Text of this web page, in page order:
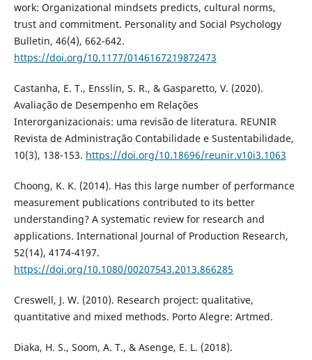
work: Organizational mindsets predicts, cultural norms,
trust and commitment. Personality and Social Psychology
Bulletin, 46(4), 662-642.
https://doi.org/10.1177/0146167219872473
Castanha, E. T., Ensslin, S. R., & Gasparetto, V. (2020).
Avaliação de Desempenho em Relações
Interorganizacionais: uma revisão de literatura. REUNIR
Revista de Administração Contabilidade e Sustentabilidade,
10(3), 138-153. https://doi.org/10.18696/reunir.v10i3.1063
Choong, K. K. (2014). Has this large number of performance
measurement publications contributed to its better
understanding? A systematic review for research and
applications. International Journal of Production Research,
52(14), 4174-4197.
https://doi.org/10.1080/00207543.2013.866285
Creswell, J. W. (2010). Research project: qualitative,
quantitative and mixed methods. Porto Alegre: Artmed.
Diaka, H. S., Soom, A. T., & Asenge, E. L. (2018).